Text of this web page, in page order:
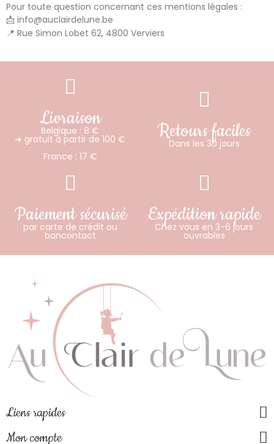
Pour toute question concernant ces mentions légales :
📩 info@auclairdelune.be
📍 Rue Simon Lobet 62, 4800 Verviers
Livraison
Belgique : 8 €
➜ gratuit à partir de 100 €
France : 17 €
Retours faciles
Dans les 30 jours
Paiement sécurisé
par carte de crédit ou
bancontact
Expédition rapide
Chez vous en 3-6 jours
ouvrables
Liens rapides
Mon compte